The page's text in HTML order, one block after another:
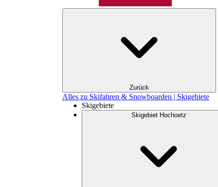
Zurück
Alles zu Skifahren & Snowboarden | Skigebiete
Skigebiete
Skigebiet Hochoetz